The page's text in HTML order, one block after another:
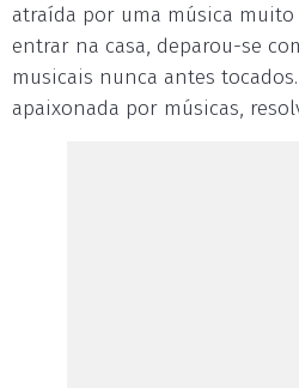
atraída por uma música muito
entrar na casa, deparou-se
musicais nunca antes
apaixonada por músicas,